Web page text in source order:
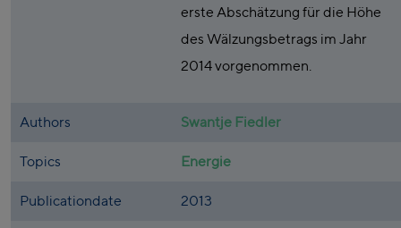
erste Abschätzung für die Höhe
des Wälzungsbetrags im Jahr
2014 vorgenommen.
Authors Swantje Fiedler
Topics Energie
Publicationdate 2013